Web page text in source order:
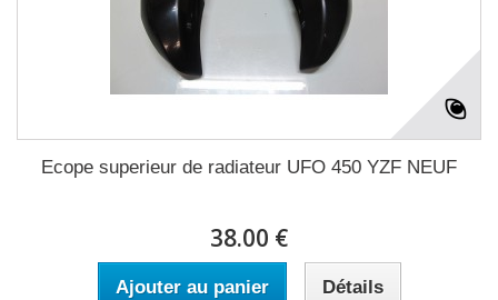
Ecope superieur de radiateur UFO 450 YZF NEUF
38.00 €
Ajouter au panier Détails